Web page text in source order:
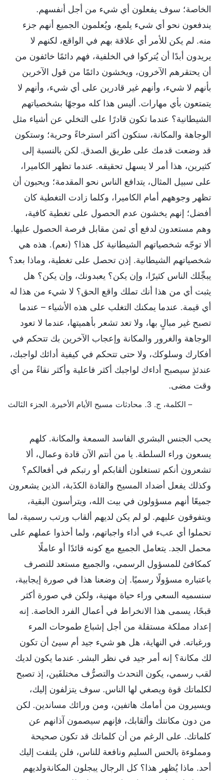
الخاصة؛ سوف يفعلون أي شيء من أجل أنفسهم.
يندفعون نحو أي شيء يلمع، ويُعلمون الجميع أنهم جزء
منه. لم يكن للأمر أي علاقة بهم في الواقع، لكنهم لا
يريدون أبدًا أن يُتركوا في الخلفية، فهم دائمًا خائفون من
أن يحتقرهم الآخرون، ويخشون دائمًا من قول الآخرين
بأنهم لا شيء، وأنهم غير قادرين على أي شيء، وأنهم لا
يتمتعون بأي مهارات. أليس هذا كله موجهًا بشخصياتهم
الشيطانية؟ عندما تكون قادرًا على التخلي عن أشياء مثل
الوجاهة والمكانة، ستكون أكثر استرخاءً وحرية؛ وستكون
قد وضعت قدمك على طريق الصدق. لكن بالنسبة إلى
كثيرين، هذا أمر لا يسهل تحقيقه. عندما تظهر الكاميرا،
على سبيل المثال، يتدافع الناس نحو المقدمة؛ ويحبون أن
تظهر وجوههم أمام الكاميرا، وكلما زادت التغطية كان
أفضل؛ إنهم يخشون عدم الحصول على تغطية كافية،
وهم مستعدون لدفع أي ثمن مقابل فرصة الحصول عليها.
ألا توجّه شخصياتهم الشيطانية كل هذا؟ (نعم). هذه هي
شخصياتهم الشيطانية. إذن تحصل على تغطية، وماذا بعد؟
يبجِّلك الناس كثيرًا، وإن يكن؟ يعبدونك، وإن يكن؟ هل
يثبت أي من هذا أنك تملك واقع الحق؟ لا شيء من هذا له
أي قيمة. عندما يمكنك التغلب على هذه الأشياء – عندما
تصبح غير مبالٍ بها، ولا تعد تشعر بأهميتها، عندما لا تعود
الوجاهة والغرور والمكانة وإعجاب الآخرين بك تتحكم في
أفكارك وسلوكك، ولا حتى تتحكم في كيفية أدائك لواجبك،
عندئذٍ سيصبح أداءك لواجبك أكثر فاعلية وأكثر نقاءً من أي
وقت مضى.
– الكلمة، ج. 3. محادثات مسيح الأيام الأخيرة. الجزء الثالث
يحب الجنس البشري الفاسد السمعة والمكانة. كلهم
يسعون وراء السلطة. يا من أنتم الآن قادة وعمال، ألا
تشعرون أنكم تستغلون ألقابكم أو رتبكم في أفعالكم؟
وكذلك يفعل أضداد المسيح والقادة الكذَبة، الذين يشعرون
جميعًا أنهم مسؤولون في بيت الله، ويترأسون البقية،
ويتفوقون عليهم. لو لم يكن لديهم ألقاب ورتب رسمية، لما
تحملوا أي عبء في أداء واجباتهم، ولما أخذوا عملهم على
محمل الجد. يتعامل الجميع مع كونه قائدًا أو عاملًا
كمكافئ للمسؤول الرسمي، والجميع مستعد للتصرف
باعتباره مسؤولًا رسميًا. إن وضعنا هذا في صورة إيجابية،
سنسميه السعي وراء حياة مهنية، ولكن في صورة أكثر
قبحًا، يسمى هذا الانخراط في أعمال الفرد الخاصة. إنه
إعداد مملكة مستقلة من أجل إشباع طموحات المرء
ورغباته. في النهاية، هل هو شيء جيد أم سيئ أن تكون
لك مكانة؟ إنه أمر جيد في نظر البشر. عندما يكون لديك
لقب رسمي، يكون التحدث والتصرُّف مختلفَين، إذ تصبح
لكلماتك قوة ويصغي لها الناس. سوف يتزلفون إليك،
ويسيرون من أمامك هاتفين، ومن ورائك مساندين. لكن
من دون مكانتك وألقابك، فإنهم سيصمون آذانهم عن
كلماتك. على الرغم من أن كلماتك قد تكون صحيحة
ومملوءة بالحس السليم ونافعة للناس، فلن يلتفت إليك
أحد. ماذا يُظهر هذا؟ كل الرجال يبجلون المكانةولديهم